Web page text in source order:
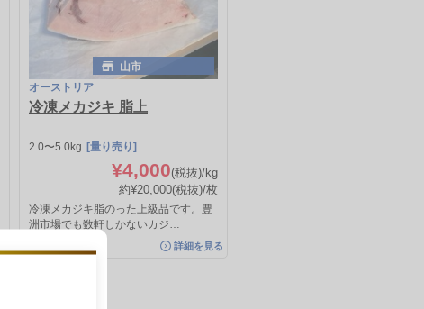
山市
オーストリア
冷凍メカジキ 脂上
2.0〜5.0kg [量り売り]
¥4,000(税抜)/kg
約¥20,000(税抜)/枚
冷凍メカジキ脂のった上級品です。豊
洲市場でも数軒しかないカジ…
詳細を見る